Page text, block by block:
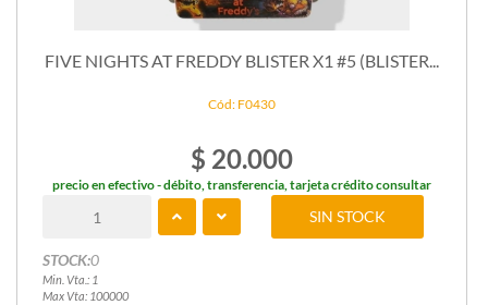
FIVE NIGHTS AT FREDDY BLISTER X1 #5 (BLISTER...
Cód: F0430
$ 20.000
precio en efectivo - débito, transferencia, tarjeta crédito consultar
STOCK:0
Min. Vta.: 1
Max Vta: 100000
SIN STOCK